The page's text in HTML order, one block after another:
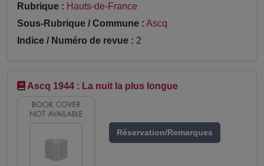
Rubrique : Hauts-de-France
Sous-Rubrique / Commune : Ascq
Indice / Numéro de revue : 2
Ascq 1944 : La nuit la plus longue
Réservation/Remarques